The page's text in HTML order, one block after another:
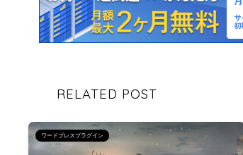
RELATED POST
ワードプレスプラグイン